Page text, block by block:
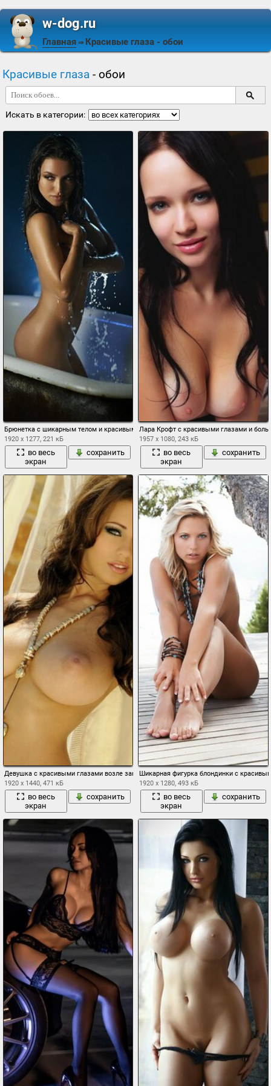
w-dog.ru
Главная ⇒ Красивые глаза - обои
Красивые глаза - обои
Искать в категории:
Брюнетка с шикарным телом и красивыми глазами в ванной
1920 x 1277, 221 кБ
во весь
экран
сохранить
Лара Крофт с красивыми глазами и
1957 x 1080, 243 кБ
во весь
экран
сохранить
Девушка с красивыми глазами возле занавески
1920 x 1440, 471 кБ
во весь
экран
сохранить
Шикарная фигурка блондинки с
1920 x 1280, 493 кБ
во весь
экран
сохранить